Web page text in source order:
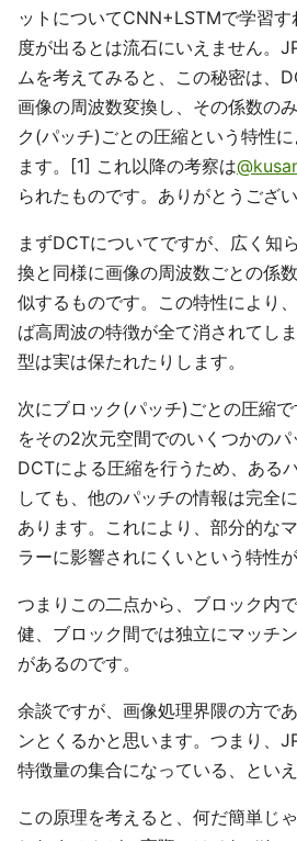
ットについてCNN+LSTMで学習
度が出るとは流石にいえません。
ムを考えてみると、この秘密は、
画像の周波数変換し、その係数の
ク(パッチ)ごとの圧縮という特性
ます。[1] これ以降の考察は
られたものです。ありがとうござい
まずDCTについてですが、広く知
換と同様に画像の周波数ごとの係
似するものです。この特性により
ば高周波の特徴が全て消されてし
型は実は保たれたりします。
次にブロック(パッチ)ごとの圧縮
をその2次元空間でのいくつかの
DCTによる圧縮を行うため、ある
しても、他のパッチの情報は完全
あります。これにより、部分的な
ラーに影響されにくいという特性が
つまりこの二点から、ブロック内
健、ブロック間では独立にマッチ
があるのです。
余談ですが、画像処理界隈の方で
ンとくるかと思います。つまり、
特徴量の集合になっている、といえ
この原理を考えると、何だ簡単じ